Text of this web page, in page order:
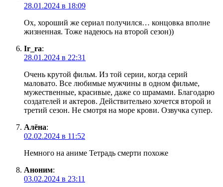
28.01.2024 в 18:09
Ох, хороший же сериал получился… концовка вполне
жизненная. Тоже надеюсь на второй сезон))
Ir_ra:
28.01.2024 в 22:31
Очень крутой фильм. Из той серии, когда серий
маловато. Все любимые мужчины в одном фильме,
мужественные, красивые, даже со шрамами. Благодарю
создателей и актеров. Действительно хочется второй и
третий сезон. Не смотря на море крови. Озвучка супер.
Алёна:
02.02.2024 в 11:52
Немного на аниме Тетрадь смерти похоже
Аноним:
03.02.2024 в 23:11